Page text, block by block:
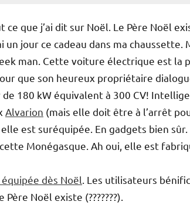
ce que j’ai dit sur Noël. Le Père Noël
un jour ce cadeau dans ma chaussette.
man. Cette voiture électrique est la
que son heureux propriétaire
180 kW équivalent à 300 CV!
Alvarion (mais elle doit être à l’arrêt
est suréquipée. En gadgets bien
Monégasque. Ah oui, elle est
dès Noël . Les utilisateurs
Noël existe (???????).